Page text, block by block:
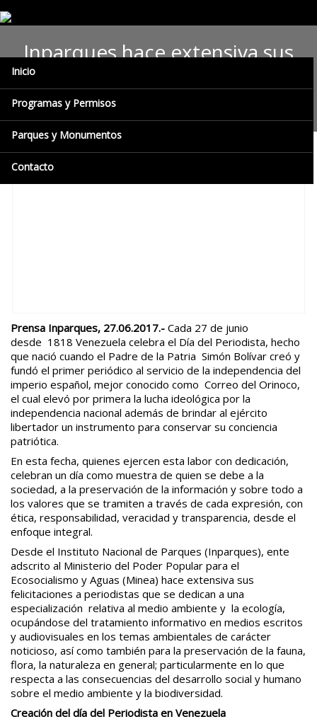
Inicio
Programas y Permisos
Parques y Monumentos
Contacto
Inparques hace extensiva sus
ecologistas
Prensa Inparques, 27.06.2017.- Cada 27 de junio
desde 1818 Venezuela celebra el Día del Periodista, hecho
que nació cuando el Padre de la Patria Simón Bolívar creó y
fundó el primer periódico al servicio de la independencia del
imperio español, mejor conocido como Correo del Orinoco,
el cual elevó por primera la lucha ideológica por la
independencia nacional además de brindar al ejército
libertador un instrumento para conservar su conciencia
patriótica.
En esta fecha, quienes ejercen esta labor con dedicación,
celebran un día como muestra de quien se debe a la
sociedad, a la preservación de la información y sobre todo a
los valores que se tramiten a través de cada expresión, con
ética, responsabilidad, veracidad y transparencia, desde el
enfoque integral.
Desde el Instituto Nacional de Parques (Inparques), ente
adscrito al Ministerio del Poder Popular para el
Ecosocialismo y Aguas (Minea) hace extensiva sus
felicitaciones a periodistas que se dedican a una
especialización relativa al medio ambiente y la ecología,
ocupándose del tratamiento informativo en medios escritos
y audiovisuales en los temas ambientales de carácter
noticioso, así como también para la preservación de la fauna,
flora, la naturaleza en general; particularmente en lo que
respecta a las consecuencias del desarrollo social y humano
sobre el medio ambiente y la biodiversidad.
Creación del día del Periodista en Venezuela